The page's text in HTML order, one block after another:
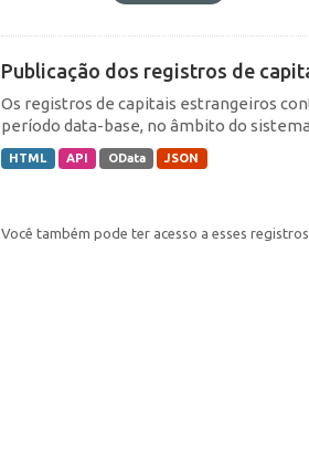
Publicação dos registros de
Os registros de capitais estrangeiros
período data-base, no âmbito do
HTML API OData JSON
Você também pode ter acesso a esses